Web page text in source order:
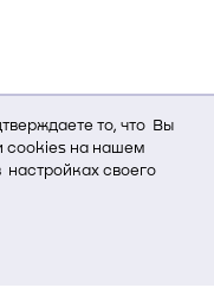
то, что Вы
cookies на нашем
своего
Вам
сохраняются
ip-адрес;